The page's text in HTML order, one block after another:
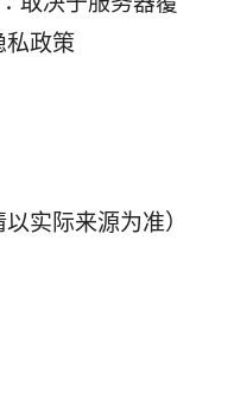
私政策
实际来源为准）